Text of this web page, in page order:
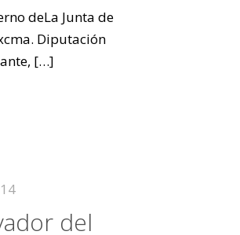
deLa Junta de
Diputación
[…]
del